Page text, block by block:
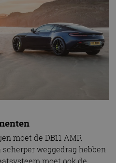
moet de DB11 AMR
weggedrag hebben